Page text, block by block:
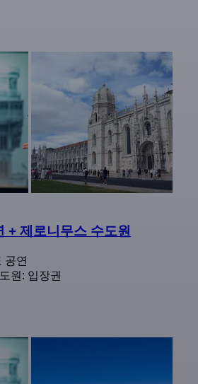
+ 제로니무스 수도원
공연
원: 입장권